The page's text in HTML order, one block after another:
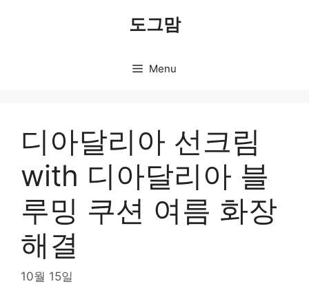
도그맘
Menu
디아달리아 선크림
with 디아달리아 블
루밍 쿠션 여름 화장
해결
10월 15일